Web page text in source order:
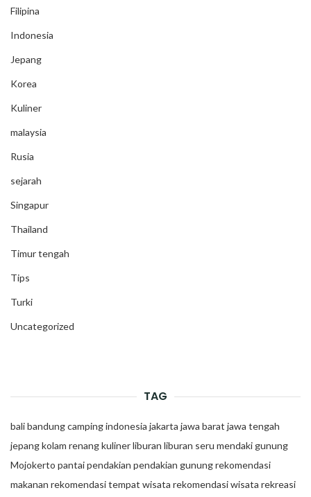
Filipina
Indonesia
Jepang
Korea
Kuliner
malaysia
Rusia
sejarah
Singapur
Thailand
Timur tengah
Tips
Turki
Uncategorized
TAG
balibandungcampingindonesia jakarta jawa barat jawa tengah
jepangkolam renangkulinerliburan liburan seru mendaki gunung
Mojokerto pantaipendakian pendakian gunungrekomendasi
makanan rekomendasi tempat wisata rekomendasi wisata rekreasi